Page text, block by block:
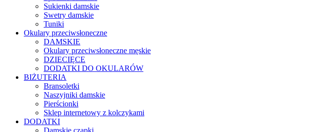
Sukienki damskie
Swetry damskie
Tuniki
Okulary przeciwsłoneczne
DAMSKIE
Okulary przeciwsłoneczne męskie
DZIECIĘCE
DODATKI DO OKULARÓW
BIŻUTERIA
Bransoletki
Naszyjniki damskie
Pierścionki
Sklep internetowy z kolczykami
DODATKI
Damskie czapki